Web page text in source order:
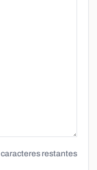
caracteres restantes